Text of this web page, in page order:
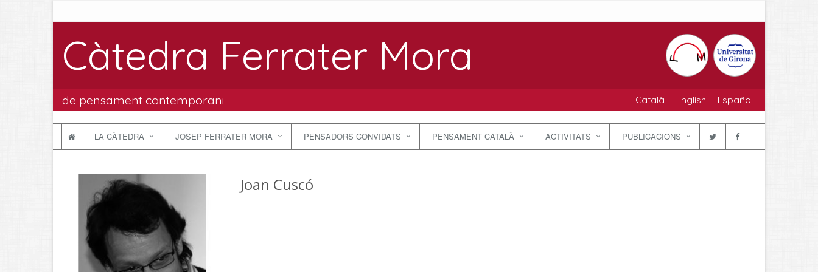
Càtedra Ferrater Mora
de pensament contemporani Català English Español
LA CÀTEDRA JOSEP FERRATER MORA PENSADORS CONVIDATS PENSAMENT CATALÀ ACTIVITATS PUBLICACIONS
Joan Cuscó